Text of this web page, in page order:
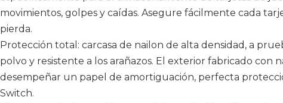
movimientos, golpes y caídas. Asegure fácilmente cada
pierda.
Protección total: carcasa de nailon de alta densidad, a
polvo y resistente a los arañazos. El exterior fabricado con
desempeñar un papel de amortiguación, perfecta
Switch.